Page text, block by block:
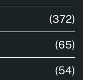
(372)
(65)
(54)